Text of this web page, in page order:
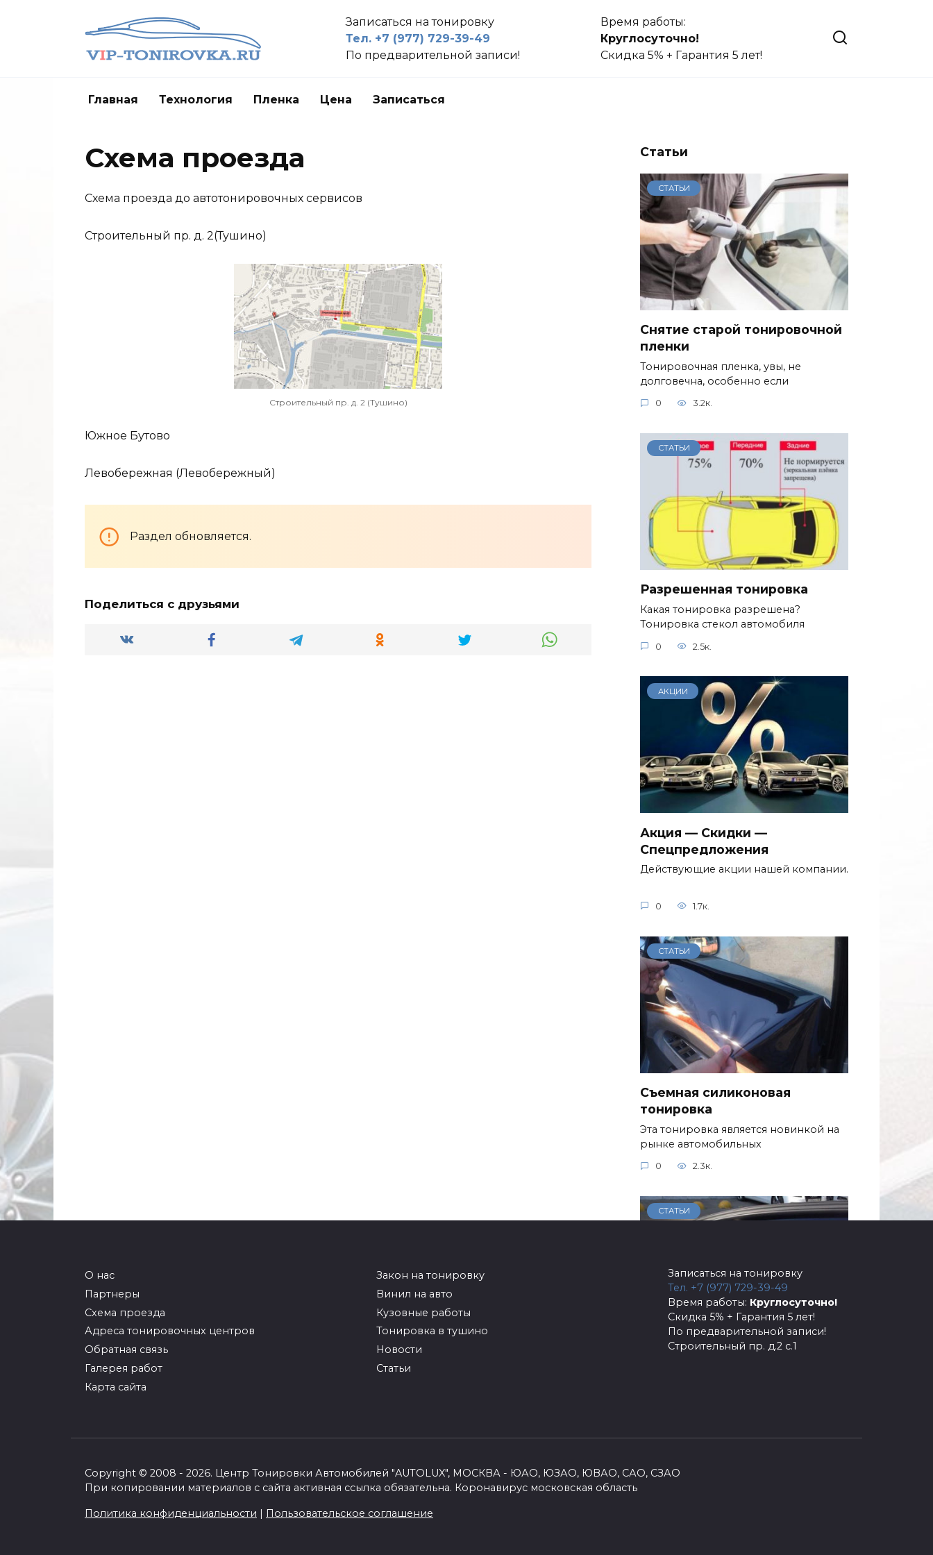
Записаться на тонировку
Тел. +7 (977) 729-39-49
По предварительной записи!
Время работы:
Круглосуточно!
Скидка 5% + Гарантия 5 лет!
Главная Технология Пленка Цена Записаться
Схема проезда
Схема проезда до автотонировочных сервисов
Строительный пр. д. 2(Тушино)
Строительный пр. д. 2 (Тушино)
Южное Бутово
Левобережная (Левобережный)
Раздел обновляется.
Поделиться с друзьями
Статьи
СТАТЬИ
Снятие старой тонировочной
пленки
Тонировочная пленка, увы, не
долговечна, особенно если
0 3.2к.
СТАТЬИ
Разрешенная тонировка
Какая тонировка разрешена?
Тонировка стекол автомобиля
0 2.5к.
АКЦИИ
Акция — Скидки —
Спецпредложения
Действующие акции нашей компании.
0 1.7к.
СТАТЬИ
Съемная силиконовая
тонировка
Эта тонировка является новинкой на
рынке автомобильных
0 2.3к.
СТАТЬИ
Каркасные шторки вместо
О нас
Партнеры
Схема проезда
Адреса тонировочных центров
Обратная связь
Галерея работ
Карта сайта
Закон на тонировку
Винил на авто
Кузовные работы
Тонировка в тушино
Новости
Статьи
Записаться на тонировку
Тел. +7 (977) 729-39-49
Время работы: Круглосуточно!
Скидка 5% + Гарантия 5 лет!
По предварительной записи!
Строительный пр. д.2 с.1
Copyright © 2008 - 2026. Центр Тонировки Автомобилей "AUTOLUX", МОСКВА - ЮАО, ЮЗАО, ЮВАО, САО, СЗАО
При копировании материалов с сайта активная ссылка обязательна. Коронавирус московская область
Политика конфиденциальности Пользовательское соглашение
Позвонить сейчас